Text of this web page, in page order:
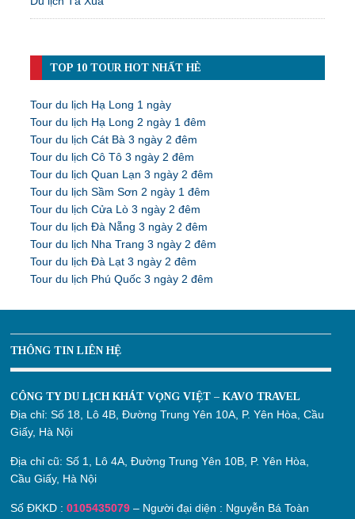
TOP 10 TOUR HOT NHẤT HÈ
Tour du lịch Hạ Long 1 ngày
Tour du lịch Hạ Long 2 ngày 1 đêm
Tour du lịch Cát Bà 3 ngày 2 đêm
Tour du lịch Cô Tô 3 ngày 2 đêm
Tour du lịch Quan Lạn 3 ngày 2 đêm
Tour du lịch Sầm Sơn 2 ngày 1 đêm
Tour du lịch Cửa Lò 3 ngày 2 đêm
Tour du lịch Đà Nẵng 3 ngày 2 đêm
Tour du lịch Nha Trang 3 ngày 2 đêm
Tour du lịch Đà Lạt 3 ngày 2 đêm
Tour du lịch Phú Quốc 3 ngày 2 đêm
THÔNG TIN LIÊN HỆ
CÔNG TY DU LỊCH KHÁT VỌNG VIỆT – KAVO TRAVEL
Địa chỉ:Số 18, Lô 4B, Đường Trung Yên 10A, P. Yên Hòa, Cầu
Giấy, Hà Nội
Địa chỉ cũ:Số 1, Lô 4A, Đường Trung Yên 10B, P. Yên Hòa,
Cầu Giấy, Hà Nội
Số ĐKKD :0105435079 – Người đại diện : Nguyễn Bá Toàn